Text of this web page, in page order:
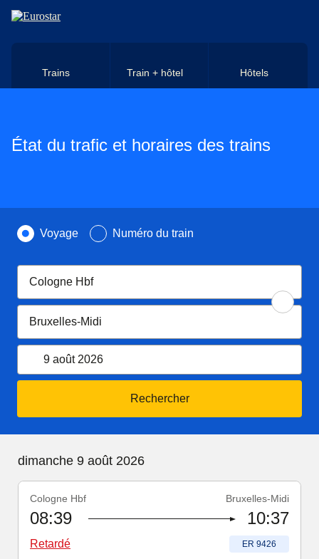
Aller au contenu principal
Trains Train + hôtel Hôtels
État du trafic et horaires des trains
Recherchez par
Voyage Numéro du train
9 août 2026Ouvrir le calendrier
Rechercher
dimanche 9 août 2026
Numéro du train:
Retardé
Cologne Hbf Bruxelles-Midi
08:39 10:37
Retardé Numéro du train
ER 9426